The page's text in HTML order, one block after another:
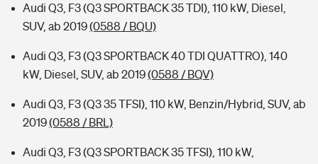
Audi Q3, F3 (Q3 SPORTBACK 35 TDI), 110 kW, Diesel,
SUV, ab 2019(0588 / BQU)
Audi Q3, F3 (Q3 SPORTBACK 40 TDI QUATTRO), 140
kW, Diesel, SUV, ab 2019(0588 / BQV)
Audi Q3, F3 (Q3 35 TFSI), 110 kW, Benzin/Hybrid, SUV, ab
2019(0588 / BRL)
Audi Q3, F3 (Q3 SPORTBACK 35 TFSI), 110 kW,